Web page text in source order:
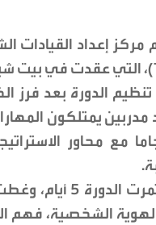
مركز إعداد القيادات
تنظيم الدورة بعد فرز
مدربين يمتلكون
مع محاور
واستمرت
الهوية الشخصية، فهم